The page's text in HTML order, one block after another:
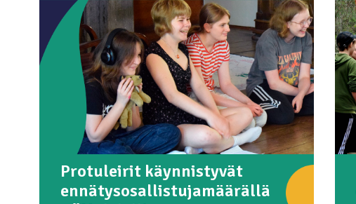
Protuleirit käynnistyvät
ennätysosallistujamäärällä